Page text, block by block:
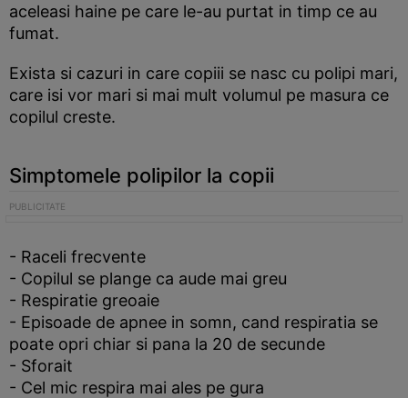
aceleasi haine pe care le-au purtat in timp ce au
fumat.
Exista si cazuri in care copiii se nasc cu polipi mari,
care isi vor mari si mai mult volumul pe masura ce
copilul creste.
Simptomele polipilor la copii
- Raceli frecvente
- Copilul se plange ca aude mai greu
- Respiratie greoaie
- Episoade de apnee in somn, cand respiratia se
poate opri chiar si pana la 20 de secunde
- Sforait
- Cel mic respira mai ales pe gura